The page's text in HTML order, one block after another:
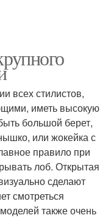
всех стилистов,
иметь высокую
большой берет,
или жокейка с
правило при
лоб. Открытая
сделают
смотреться
также очень